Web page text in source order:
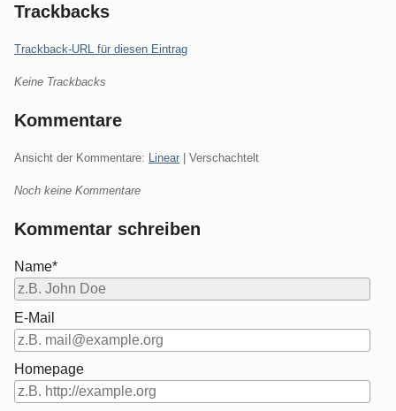
Trackbacks
Trackback-URL für diesen Eintrag
Keine Trackbacks
Kommentare
Ansicht der Kommentare: Linear | Verschachtelt
Noch keine Kommentare
Kommentar schreiben
Name*
E-Mail
Homepage